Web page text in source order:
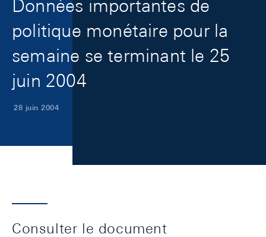
Données importantes de
politique monétaire pour la
semaine se terminant le 25
juin 2004
28 juin 2004
Consulter le document